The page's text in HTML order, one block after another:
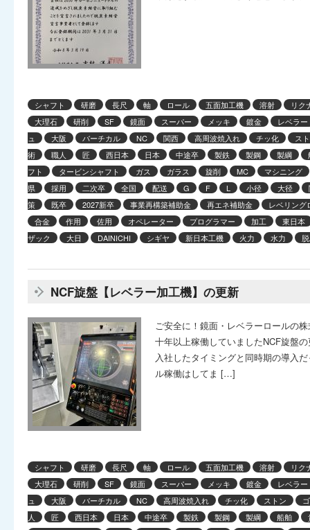
シャフト 研磨 長尺 軸 ロール 五面加工機 溶射
リク
大理石
研削 SF 鏡面 スーパー メッキ 鍍金
レベラー
ュ
大阪 バーチカル NC 関西 高周波焼入れ チッ化
ス
術
職人 匠 西日本 日本 中途卒 製鉄 製鋼 製綱
フト
タービンシャフト ガス ガラス 旋削 MC
マシニング
県
採用 二次卒 全国 配送 G F L 小径 大径
策
既卒 2027新卒 事業再構築補助金 再エネ補助金
レベリング
合金
作用 佐用 オペレーター プログラマー 加工
東日本
ザック
大日 DAINICHI シギヤ 新日本工機 火力 水力
NCF旋盤【レベラー加工機】の更新
ご安全に！鏡面・レベラーロールの
十年以上稼働していましたNCF旋盤
入社したタイミングと同時期の導入
ル稼働はしてま […]
シャフト 研磨 長尺 軸 ロール 五面加工機 溶射
リク
大理石
研削 SF 鏡面 スーパー メッキ 鍍金
レベラー
ュ
大阪 バーチカル NC 高周波焼入れ チッ化 ストン
人
匠 西日本 日本 中途卒 製鉄 製鋼 製綱 船舶